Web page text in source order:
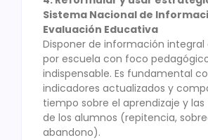
Sistema Nacional de
Evaluación Educativa
Disponer de información integral
por escuela con foco
indispensable. Es fundamental
indicadores actualizados y
tiempo sobre el aprendizaje y
de los alumnos (repitencia,
abandono).